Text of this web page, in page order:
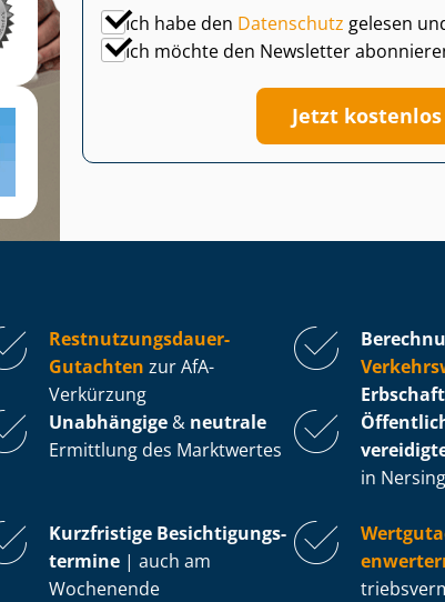
Ich habe den Datenschutz gelesen
Ich möchte den Newsletter
Jetzt
Rest­nut­zungs­dau­er-
Gutachten zur AfA-
Verkürzung
Erbschaft
Unabhängige & neutrale
Ermittlung des Marktwertes
in
Kurzfristige Be­sich­ti­gungs­
ter­mi­ne | auch am
Wochenende